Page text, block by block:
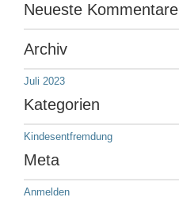
Neueste Kommentare
Archiv
Juli 2023
Kategorien
Kindesentfremdung
Meta
Anmelden